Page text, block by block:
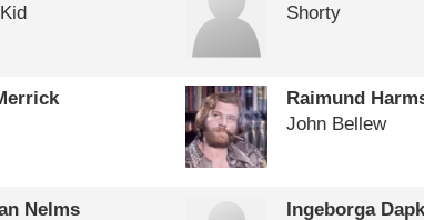
Shorty
Raimund
John Bellew
Nelms Ingeborga